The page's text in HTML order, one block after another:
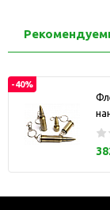
-40%